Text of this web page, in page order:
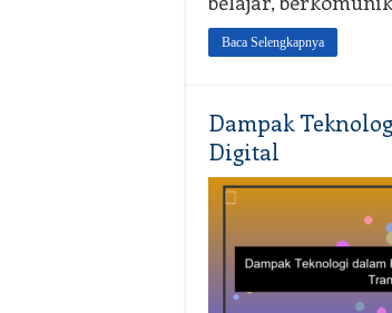
Baca Selengkapnya
Dampak
Digital